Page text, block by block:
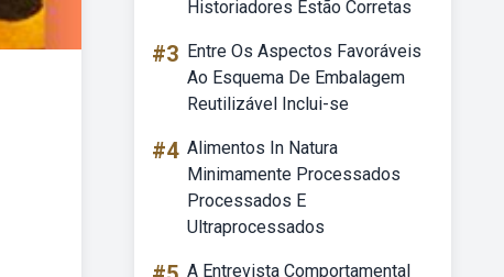
Historiadores Estão Corretas
#3 Entre Os Aspectos Favoráveis
Ao Esquema De Embalagem
Reutilizável Inclui-se
#4 Alimentos In Natura
Minimamente Processados
Processados E
Ultraprocessados
A Entrevista Comportamental